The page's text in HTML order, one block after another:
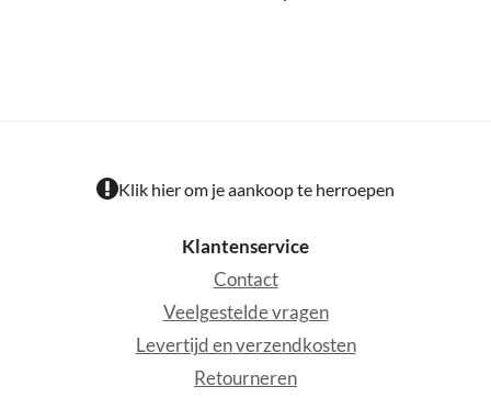
Klik hier om je aankoop te herroepen
Klantenservice
Contact
Veelgestelde vragen
Levertijd en verzendkosten
Retourneren